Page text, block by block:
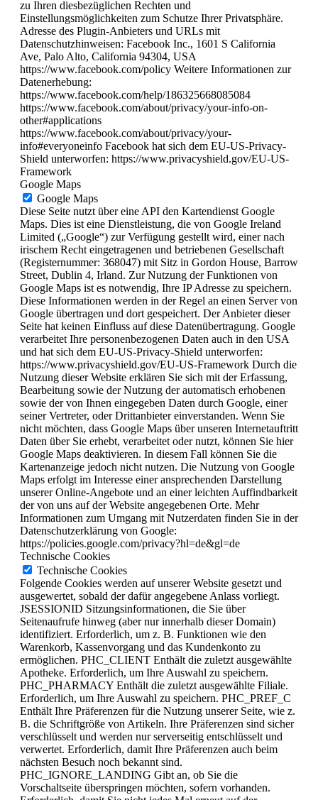
zu Ihren diesbezüglichen Rechten und
Einstellungsmöglichkeiten zum Schutze Ihrer Privatsphäre.
Adresse des Plugin-Anbieters und URLs mit
Datenschutzhinweisen: Facebook Inc., 1601 S California
Ave, Palo Alto, California 94304, USA
https://www.facebook.com/policy Weitere Informationen zur
Datenerhebung:
https://www.facebook.com/help/186325668085084
https://www.facebook.com/about/privacy/your-info-on-
other#applications
https://www.facebook.com/about/privacy/your-
info#everyoneinfo Facebook hat sich dem EU-US-Privacy-
Shield unterworfen: https://www.privacyshield.gov/EU-US-
Framework
Google Maps
Google Maps
Diese Seite nutzt über eine API den Kartendienst Google
Maps. Dies ist eine Dienstleistung, die von Google Ireland
Limited („Google“) zur Verfügung gestellt wird, einer nach
irischem Recht eingetragenen und betriebenen Gesellschaft
(Registernummer: 368047) mit Sitz in Gordon House, Barrow
Street, Dublin 4, Irland. Zur Nutzung der Funktionen von
Google Maps ist es notwendig, Ihre IP Adresse zu speichern.
Diese Informationen werden in der Regel an einen Server von
Google übertragen und dort gespeichert. Der Anbieter dieser
Seite hat keinen Einfluss auf diese Datenübertragung. Google
verarbeitet Ihre personenbezogenen Daten auch in den USA
und hat sich dem EU-US-Privacy-Shield unterworfen:
https://www.privacyshield.gov/EU-US-Framework Durch die
Nutzung dieser Website erklären Sie sich mit der Erfassung,
Bearbeitung sowie der Nutzung der automatisch erhobenen
sowie der von Ihnen eingegeben Daten durch Google, einer
seiner Vertreter, oder Drittanbieter einverstanden. Wenn Sie
nicht möchten, dass Google Maps über unseren Internetauftritt
Daten über Sie erhebt, verarbeitet oder nutzt, können Sie hier
Google Maps deaktivieren. In diesem Fall können Sie die
Kartenanzeige jedoch nicht nutzen. Die Nutzung von Google
Maps erfolgt im Interesse einer ansprechenden Darstellung
unserer Online-Angebote und an einer leichten Auffindbarkeit
der von uns auf der Website angegebenen Orte. Mehr
Informationen zum Umgang mit Nutzerdaten finden Sie in der
Datenschutzerklärung von Google:
https://policies.google.com/privacy?hl=de&gl=de
Technische Cookies
Technische Cookies
Folgende Cookies werden auf unserer Website gesetzt und
ausgewertet, sobald der dafür angegebene Anlass vorliegt.
JSESSIONID Sitzungsinformationen, die Sie über
Seitenaufrufe hinweg (aber nur innerhalb dieser Domain)
identifiziert. Erforderlich, um z. B. Funktionen wie den
Warenkorb, Kassenvorgang und das Kundenkonto zu
ermöglichen. PHC_CLIENT Enthält die zuletzt ausgewählte
Apotheke. Erforderlich, um Ihre Auswahl zu speichern.
PHC_PHARMACY Enthält die zuletzt ausgewählte Filiale.
Erforderlich, um Ihre Auswahl zu speichern. PHC_PREF_C
Enthält Ihre Präferenzen für die Nutzung unserer Seite, wie z.
B. die Schriftgröße von Artikeln. Ihre Präferenzen sind sicher
verschlüsselt und werden nur serverseitig entschlüsselt und
verwertet. Erforderlich, damit Ihre Präferenzen auch beim
nächsten Besuch noch bekannt sind.
PHC_IGNORE_LANDING Gibt an, ob Sie die
Vorschaltseite überspringen möchten, sofern vorhanden.